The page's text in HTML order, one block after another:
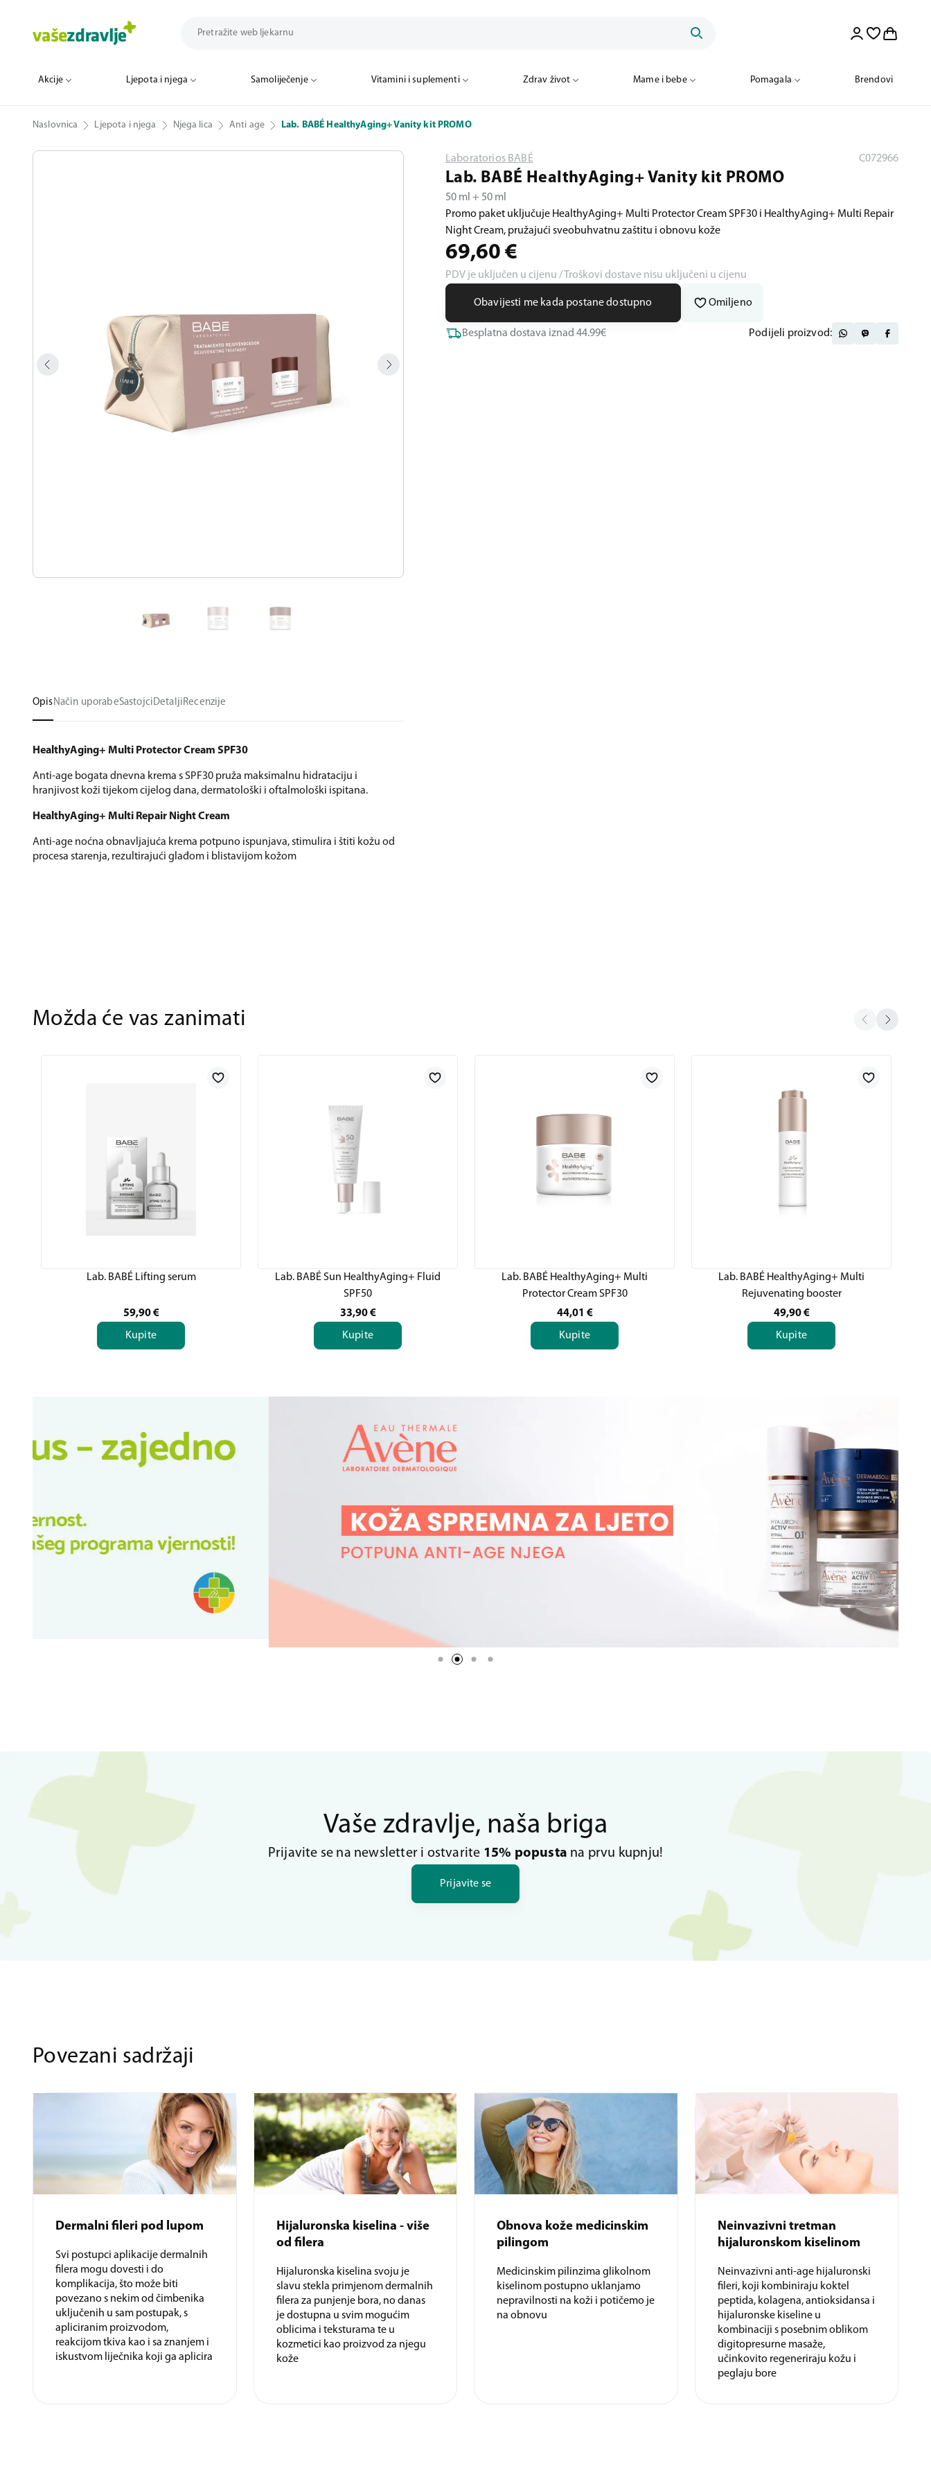
Akcije Ljepota i njega Samoliječenje Vitamini i suplementi Zdrav život Mame i bebe Pomagala Brendovi
Naslovnica Ljepota i njega Njega lica Anti age Lab. BABÉ HealthyAging+ Vanity kit PROMO
OpisNačin uporabeSastojciDetaljiRecenzije
HealthyAging+ Multi Protector Cream SPF30
Anti-age bogata dnevna krema s SPF30 pruža maksimalnu hidrataciju i
hranjivost koži tijekom cijelog dana, dermatološki i oftalmološki ispitana.
HealthyAging+ Multi Repair Night Cream
Anti-age noćna obnavljajuća krema potpuno ispunjava, stimulira i štiti kožu od
procesa starenja, rezultirajući glađom i blistavijom kožom
Laboratorios BABÉ C072966
Lab. BABÉ HealthyAging+ Vanity kit PROMO
50 ml + 50 ml
Promo paket uključuje HealthyAging+ Multi Protector Cream SPF30 i HealthyAging+ Multi Repair
Night Cream, pružajući sveobuhvatnu zaštitu i obnovu kože
69,60 €
PDV je uključen u cijenu / Troškovi dostave nisu uključeni u cijenu
Obavijesti me kada postane dostupno Omiljeno
Besplatna dostava iznad 44.99€ Podijeli proizvod:
Možda će vas zanimati
Lab. BABÉ Lifting serum
59,90 €
Kupite
Lab. BABÉ Sun HealthyAging+ Fluid
SPF50
33,90 €
Kupite
Lab. BABÉ HealthyAging+ Multi
Protector Cream SPF30
44,01 €
Kupite
Lab. BABÉ HealthyAging+ Multi
Rejuvenating booster
49,90 €
Kupite
Vaše zdravlje, naša briga
Prijavite se na newsletter i ostvarite 15% popusta na prvu kupnju!
Prijavite se
Povezani sadržaji
Dermalni fileri pod lupom
Svi postupci aplikacije dermalnih
filera mogu dovesti i do
komplikacija, što može biti
povezano s nekim od čimbenika
uključenih u sam postupak, s
apliciranim proizvodom,
reakcijom tkiva kao i sa znanjem i
iskustvom liječnika koji ga aplicira
Hijaluronska kiselina - više
od filera
Hijaluronska kiselina svoju je
slavu stekla primjenom dermalnih
filera za punjenje bora, no danas
je dostupna u svim mogućim
oblicima i teksturama te u
kozmetici kao proizvod za njegu
kože
Obnova kože medicinskim
pilingom
Medicinskim pilinzima glikolnom
kiselinom postupno uklanjamo
nepravilnosti na koži i potičemo je
na obnovu
Neinvazivni tretman
hijaluronskom kiselinom
Neinvazivni anti-age hijaluronski
fileri, koji kombiniraju koktel
peptida, kolagena, antioksidansa i
hijaluronske kiseline u
kombinaciji s posebnim oblikom
digitopresurne masaže,
učinkovito regeneriraju kožu i
peglaju bore